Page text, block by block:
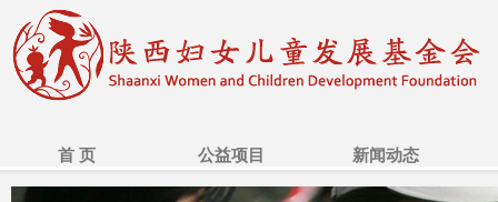
首 页 公益项目 新闻动态